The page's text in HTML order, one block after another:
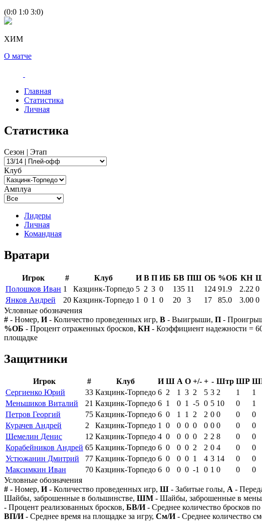
(0:0 1:0 3:0)
ХИМ
О матче
Главная
Статистика
Личная
Статистика
Сезон | Этап
Клуб
Амплуа
Лидеры
Личная
Командная
Вратари
Игрок # Клуб И В П ИБ БВ ПШ ОБ %ОБ КН
Полошков Иван 1 Казцинк-Торпедо 5 2 3 0 135 11 124 91.9 2.22 0
Янков Андрей
20 Казцинк-Торпедо 1 0 1 0 20 3 17 85.0 3.00 0
Условные обозначения
# - Номер, И- Количество проведенных игр, В - Выигрыши, П -
%ОБ - Процент отраженных бросков, КН- Коэффициент надежности
площадке
Защитники
Игрок # Клуб И Ш А О +/- + - Штр ШР
Сергиенко Юрий
33 Казцинк-Торпедо 6 2 1 3 2 5 3 2 1 1
Меньшиков Виталий
21 Казцинк-Торпедо 6 1 0 1 -5 0 5 10 0 1
Петров Георгий
75 Казцинк-Торпедо 6 0 1 1 2 2 0 0 0 0
Курачев Андрей
2 Казцинк-Торпедо 1 0 0 0 0 0 0 0 0 0
Шемелин Денис
12 Казцинк-Торпедо 4 0 0 0 0 2 2 8 0 0
Корабейников Андрей 65 Казцинк-Торпедо 6 0 0 0 2 2 0 4 0 0
Устюжанин Дмитрий
77 Казцинк-Торпедо 6 0 0 0 1 4 3 14 0 0
Максимкин Иван
70 Казцинк-Торпедо 6 0 0 0 -1 0 1 0 0 0
Условные обозначения
# - Номер, И- Количество проведенных игр, Ш - Забитые голы, А -
Шайбы, заброшенные в большинстве, ШМ - Шайбы, заброшенные в
- Процент реализованных бросков, БВ/И- Среднее количество бросков по
ВП/И- Среднее время на площадке за игру, См/И- Среднее количество